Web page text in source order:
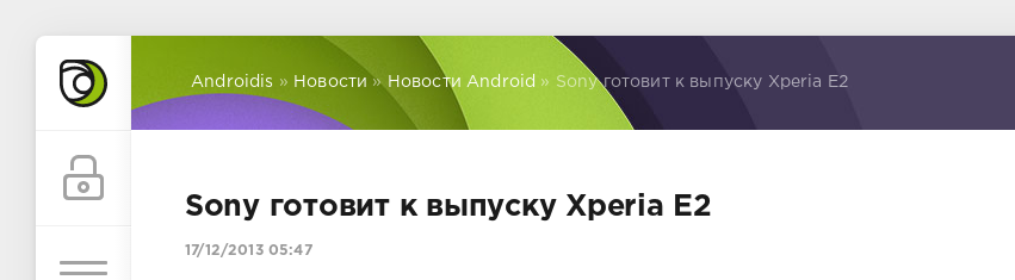
Androidis » Новости » Новости Android » Sony готовит к выпуску Xperia E2
Sony готовит к выпуску Xperia E2
17/12/2013 05:47